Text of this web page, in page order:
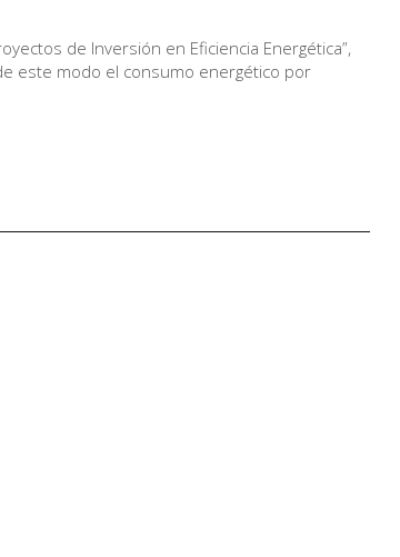
de Inversión en Eficiencia Energética”,
este modo el consumo energético por